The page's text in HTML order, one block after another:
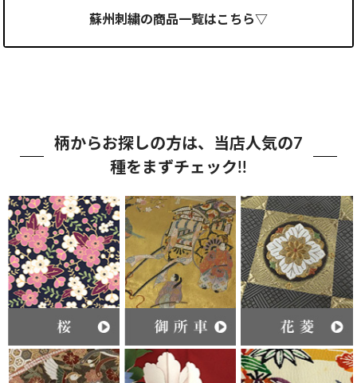
蘇州刺繍の商品一覧はこちら▽
柄からお探しの方は、当店人気の7
種をまずチェック!!